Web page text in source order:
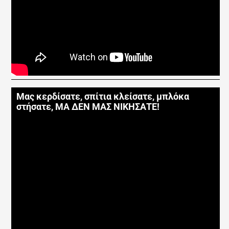
Μας κερδίσατε, σπίτια κλείσατε, μπλόκα
στήσατε, ΜΑ ΔΕΝ ΜΑΣ ΝΙΚΗΣΑΤΕ!